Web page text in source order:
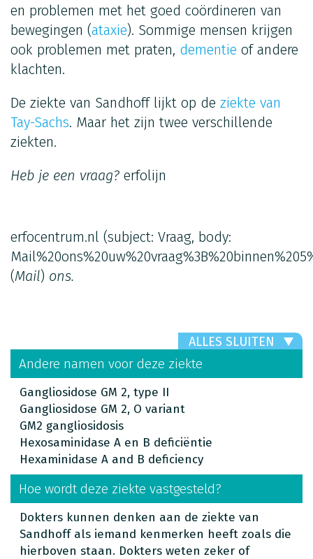
en problemen met het goed coördineren van
bewegingen (ataxie). Sommige mensen krijgen
ook problemen met praten, dementie of andere
klachten.
De ziekte van Sandhoff lijkt op de ziekte van
Tay-Sachs. Maar het zijn twee verschillende
ziekten.
Heb je een vraag? erfolijn
erfocentrum.nl (subject: Vraag, body:
(Mail) ons.
ALLES SLUITEN
Andere namen voor deze ziekte
Gangliosidose GM 2, type II
Gangliosidose GM 2, O variant
GM2 gangliosidosis
Hexosaminidase A en B deficiëntie
Hexaminidase A and B deficiency
Hoe wordt deze ziekte vastgesteld?
Dokters kunnen denken aan de ziekte van
Sandhoff als iemand kenmerken heeft zoals die
hierboven staan. Dokters weten zeker of